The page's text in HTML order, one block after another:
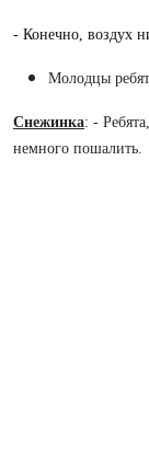
- Конечно, воздух
Молодцы
Снежинка: -
немного пошалить.